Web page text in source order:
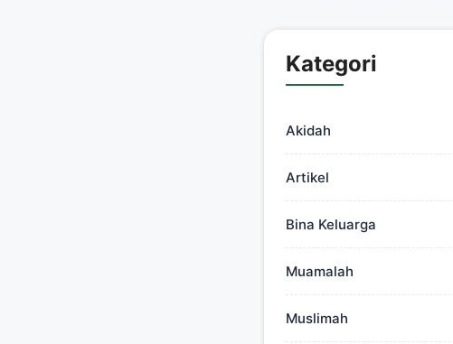
Kategori
Akidah
Artikel
Bina Keluarga
Muamalah
Muslimah